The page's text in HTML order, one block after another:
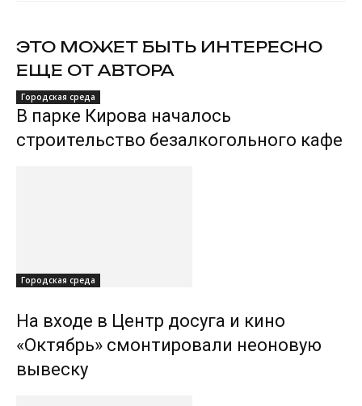
ЭТО МОЖЕТ БЫТЬ ИНТЕРЕСНО
ЕЩЕ ОТ АВТОРА
Городская среда
В парке Кирова началось
строительство безалкогольного кафе
Городская среда
На входе в Центр досуга и кино
«Октябрь» смонтировали неоновую
вывеску